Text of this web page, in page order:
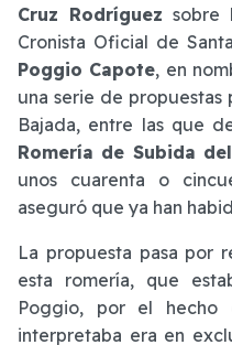
Cruz Rodríguez sobre
Cronista Oficial de
Poggio Capote, en
una serie de
Bajada, entre las que
Romería de Subida
unos cuarenta o
aseguró que ya han
La propuesta pasa por
esta romería, que
Poggio, por el
interpretaba era en